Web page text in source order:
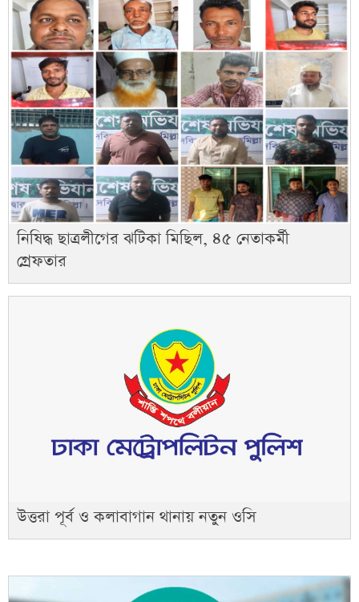
নিষিদ্ধ ছাত্রলীগের ঝটিকা মিছিল, ৪৫ নেতাকর্মী
গ্রেফতার
উত্তরা পূর্ব ও কলাবাগান থানায় নতুন ওসি